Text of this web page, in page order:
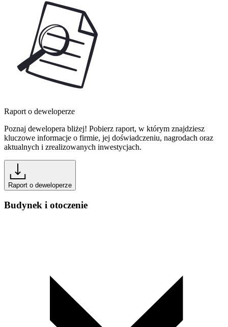
Raport o deweloperze
Poznaj dewelopera bliżej! Pobierz raport, w którym znajdziesz
kluczowe informacje o firmie, jej doświadczeniu, nagrodach oraz
aktualnych i zrealizowanych inwestycjach.
Raport o deweloperze
Budynek i otoczenie